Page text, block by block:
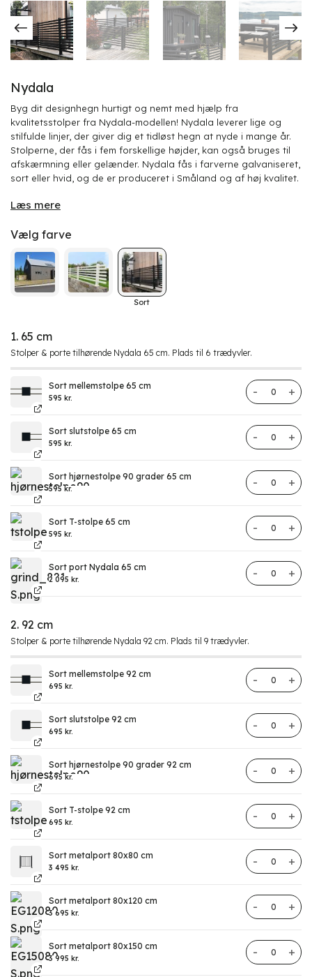
Nydala
Byg dit designhegn hurtigt og nemt med hjælp fra
kvalitetsstolper fra Nydala-modellen! Nydala leverer lige og
stilfulde linjer, der giver dig et tidløst hegn at nyde i mange år.
Stolperne, der fås i fem forskellige højder, kan også bruges til
afskærmning eller gelænder. Nydala fås i farverne galvaniseret,
sort eller hvid, og de er produceret i Småland og af høj kvalitet.
Læs mere
Vælg farve
Sort
1. 65 cm
Stolper & porte tilhørende Nydala 65 cm. Plads til 6 trædyvler.
Sort mellemstolpe 65 cm
595 kr.
Hegn
Sort slutstolpe 65 cm
595 kr.
Hegn
Sort hjørnestolpe 90 grader 65 cm
595kr.
Hegn
Sort T-stolpe 65 cm
595 kr.
Hegn
Sort port Nydala 65 cm
2 095 kr.
Port Nydala
2. 92 cm
Stolper & porte tilhørende Nydala 92 cm. Plads til 9 trædyvler.
Sort mellemstolpe 92 cm
695 kr.
Hegn
Sort slutstolpe 92 cm
695 kr.
Hegn
Sort hjørnestolpe 90 grader 92 cm
695kr.
Hegn
Sort T-stolpe 92 cm
695 kr.
Hegn
Sort metalport 80x80 cm
3 495 kr.
Metalport
Sort metalport 80x120 cm
3 695 kr.
Metalport
Sort metalport 80x150 cm
3 995 kr.
Metalport